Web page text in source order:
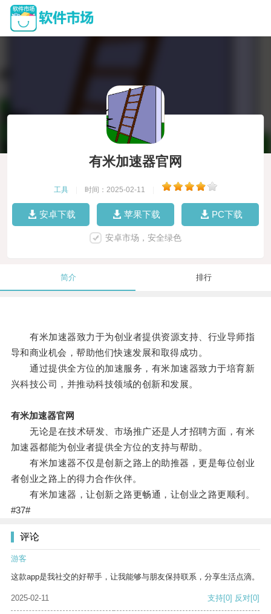
有米加速器官网
工具 时间：2025-02-11
安卓下载 苹果下载 PC下载
安卓市场，安全绿色
简介 排行
有米加速器致力于为创业者提供资源支持、行业导师指
导和商业机会，帮助他们快速发展和取得成功。
通过提供全方位的加速服务，有米加速器致力于培育新
兴科技公司，并推动科技领域的创新和发展。
有米加速器官网
无论是在技术研发、市场推广还是人才招聘方面，有米
加速器都能为创业者提供全方位的支持与帮助。
有米加速器不仅是创新之路上的助推器，更是每位创业
者创业之路上的得力合作伙伴。
有米加速器，让创新之路更畅通，让创业之路更顺利。
#37#
评论
游客
这款app是我社交的好帮手，让我能够与朋友保持联系，分享生活点滴。
2025-02-11 支持[0] 反对[0]